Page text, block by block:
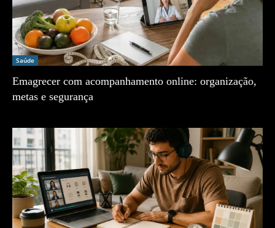
Saúde
Emagrecer com acompanhamento online: organização,
metas e segurança